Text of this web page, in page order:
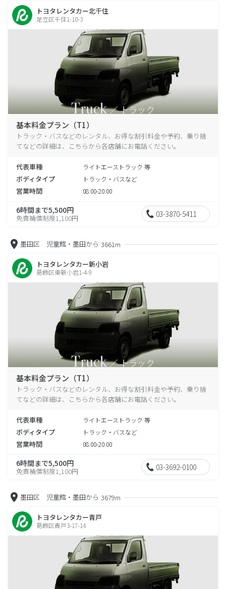
トヨタレンタカー北千住
足立区千住1-10-3
基本料金プラン（T1）
トラック・バスなどのレンタル、お得な割引料金や予約、乗り捨
てなどの詳細は、こちらから各店舗にお電話ください。
代表車種 ライトエーストラック 等
ボディタイプ トラック・バスなど
営業時間 08:00-20:00
6時間まで5,500円
免責補償制度1,100円 03-3870-5411
墨田区 児童館・墨田から 3661m
トヨタレンタカー新小岩
葛飾区東新小岩1-4-9
基本料金プラン（T1）
トラック・バスなどのレンタル、お得な割引料金や予約、乗り捨
てなどの詳細は、こちらから各店舗にお電話ください。
代表車種 ライトエーストラック 等
ボディタイプ トラック・バスなど
営業時間 08:00-20:00
6時間まで5,500円
免責補償制度1,100円 03-3692-0100
墨田区 児童館・墨田から 3679m
トヨタレンタカー青戸
葛飾区青戸3-17-14